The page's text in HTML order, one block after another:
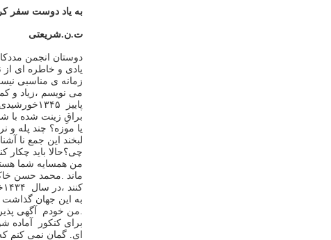
به یاد دوست سفر
ت‪.ن‪.شریعتی
دوستان انجمن
یادی و خاطره ای از
زمانه ی مناسبی
می نویسم ،زیاد و
پاییز
براقِ زینت شده با
یا موزه؟ چند پله و
لبخند این جمع نا
چی؟حالا باید چکار
من همسایه شما
ماند ‪.محمد حسن
کنند ،در سال
به این جهان گذاشت
.من خودم آگهی
برای کنکور آماده
ای‪ . گمان نمی کنم